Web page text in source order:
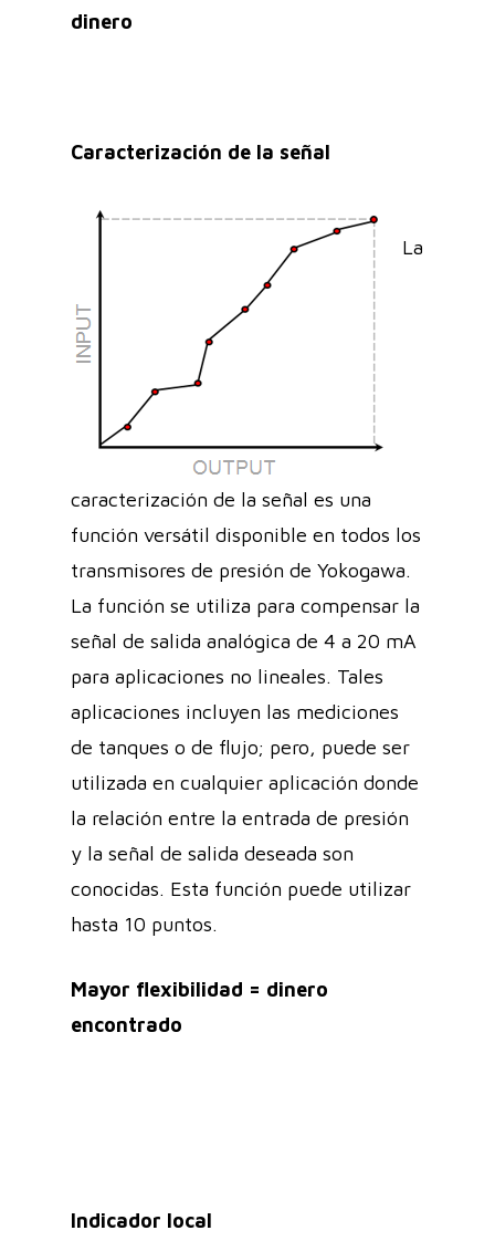
dinero
Caracterización de la señal
La
caracterización de la señal es una
función versátil disponible en todos los
transmisores de presión de Yokogawa.
La función se utiliza para compensar la
señal de salida analógica de 4 a 20 mA
para aplicaciones no lineales. Tales
aplicaciones incluyen las mediciones
de tanques o de flujo; pero, puede ser
utilizada en cualquier aplicación donde
la relación entre la entrada de presión
y la señal de salida deseada son
conocidas. Esta función puede utilizar
hasta 10 puntos.
Mayor flexibilidad = dinero
encontrado
Indicador local